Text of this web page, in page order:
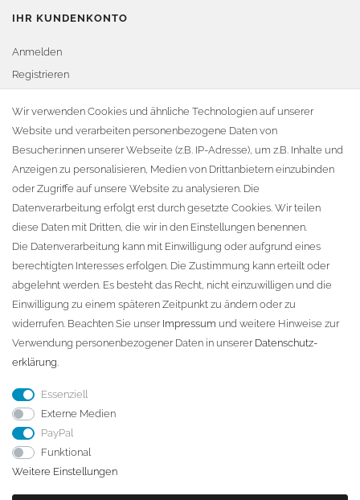
IHR KUNDENKONTO
Anmelden
Registrieren
Warenkorb
Zur Kasse
KONTAKT
Fa. Steffen Jost
Söbrigener Weg 50
D-01796 Pirna
Telefon:+49 (0)3501 507295
info@dach-teufel.de
Wir verwenden Cookies und ähnliche Technologien auf unserer
Website und verarbeiten personenbezogene Daten von
Besucher:innen unserer Webseite (z.B. IP-Adresse), um z.B. Inhalte und
Anzeigen zu personalisieren, Medien von Drittanbietern einzubinden
oder Zugriffe auf unsere Website zu analysieren. Die
Datenverarbeitung erfolgt erst durch gesetzte Cookies. Wir teilen
diese Daten mit Dritten, die wir in den Einstellungen benennen.
Die Datenverarbeitung kann mit Einwilligung oder aufgrund eines
berechtigten Interesses erfolgen. Die Zustimmung kann erteilt oder
abgelehnt werden. Es besteht das Recht, nicht einzuwilligen und die
Einwilligung zu einem späteren Zeitpunkt zu ändern oder zu
widerrufen. Beachten Sie unser Impressum und weitere Hinweise zur
Verwendung personenbezogener Daten in unserer Daten­schutz­
erklärung.
Essenziell
Externe Medien
PayPal
Funktional
Weitere Einstellungen